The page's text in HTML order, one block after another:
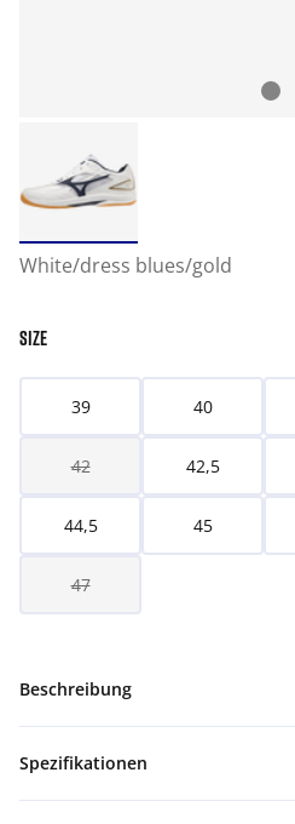
White/dress blues/gold
SIZE
39 40
42 42,5
44,5 45
47
Beschreibung
Spezifikationen